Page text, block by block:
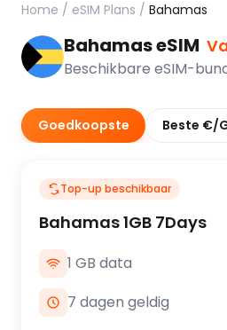
Home / eSIM Plans / Bahamas
Bahamas eSIM
Beschikbare eSIM-
Goedkoopste Beste €/
Top-up beschikbaar
Bahamas 1GB 7Days
1 GB data
7 dagen geldig